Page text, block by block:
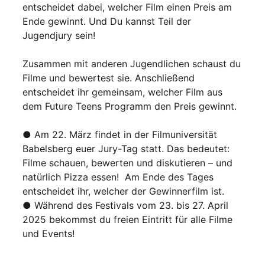
entscheidet dabei, welcher Film einen Preis am
Ende gewinnt. Und Du kannst Teil der
Jugendjury sein!
Zusammen mit anderen Jugendlichen schaust du
Filme und bewertest sie. Anschließend
entscheidet ihr gemeinsam, welcher Film aus
dem Future Teens Programm den Preis gewinnt.
● Am 22. März findet in der Filmuniversität
Babelsberg euer Jury-Tag statt. Das bedeutet:
Filme schauen, bewerten und diskutieren – und
natürlich Pizza essen! Am Ende des Tages
entscheidet ihr, welcher der Gewinnerfilm ist.
● Während des Festivals vom 23. bis 27. April
2025 bekommst du freien Eintritt für alle Filme
und Events!